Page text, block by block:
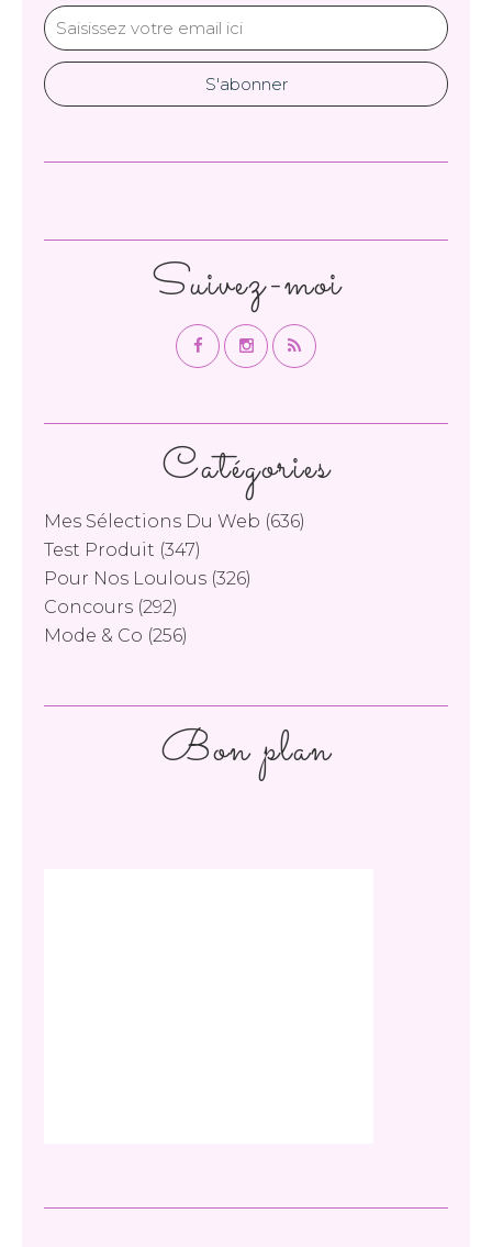
Catégories
Mes Sélections Du Web (636)
Test Produit (347)
Pour Nos Loulous (326)
Concours (292)
Mode & Co (256)
Suivez-moi
Bon plan